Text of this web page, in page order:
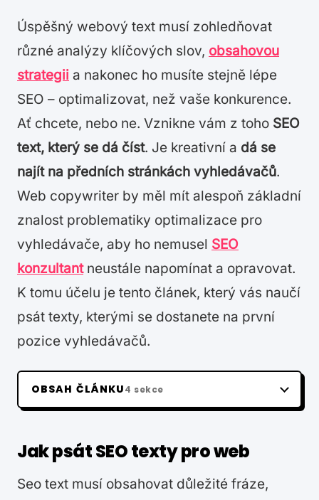
Úspěšný webový text musí zohledňovat
různé analýzy klíčových slov, obsahovou
strategii a nakonec ho musíte stejně lépe
SEO – optimalizovat, než vaše konkurence.
Ať chcete, nebo ne. Vznikne vám z toho SEO
text, který se dá číst. Je kreativní a dá se
najít na předních stránkách vyhledávačů.
Web copywriter by měl mít alespoň základní
znalost problematiky optimalizace pro
vyhledávače, aby ho nemusel SEO
konzultantneustále napomínat a opravovat.
K tomu účelu je tento článek, který vás naučí
psát texty, kterými se dostanete na první
pozice vyhledávačů.
OBSAH ČLÁNKU4 sekce
Jak psát SEO texty pro web
Seo text musí obsahovat důležité fráze,